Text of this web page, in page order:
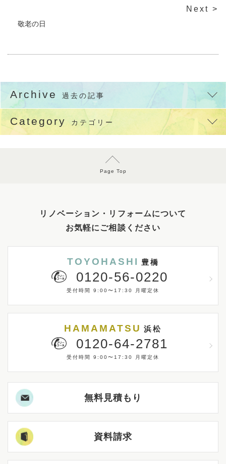
Next >
敬老の日
Archive 過去の記事
Category カテゴリー
Page Top
リノベーション・リフォームについて
お気軽にご相談ください
TOYOHASHI 豊橋
0120-56-0220
受付時間 9:00〜17:30 月曜定休
HAMAMATSU 浜松
0120-64-2781
受付時間 9:00〜17:30 月曜定休
無料見積もり
資料請求